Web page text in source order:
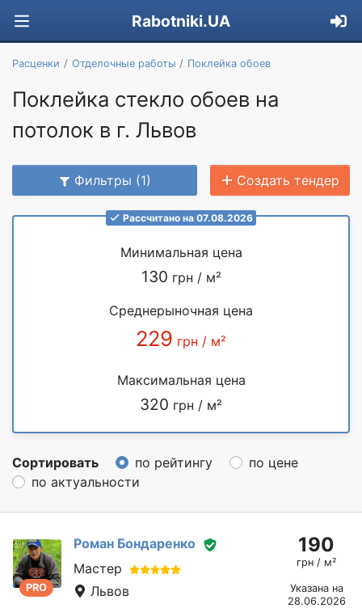
Rabotniki.UA
Расценки Отделочные работы Поклейка обоев
Поклейка стекло обоев на
потолок в г. Львов
Фильтры (1) Создать тендер
Рассчитано на 07.08.2026
Минимальная цена
130 грн / м²
Среднерыночная цена
229 грн / м²
Максимальная цена
320 грн / м²
Сортировать по рейтингу
по цене
по актуальности
PRO
Роман Бондаренко
Мастер
Львов
190
грн / м²
Указана на
28.06.2026